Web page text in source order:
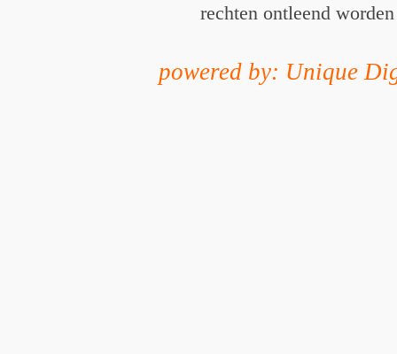
rechten ontleend worden
powered by: Unique